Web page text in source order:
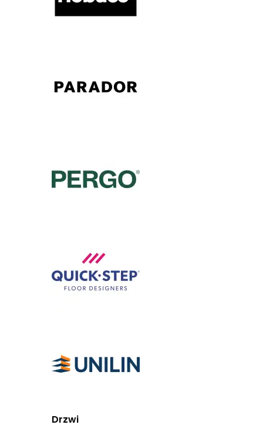
Drzwi